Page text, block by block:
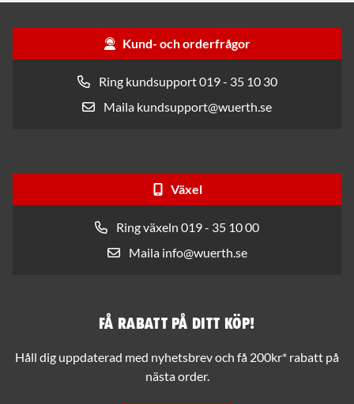
Kund- och orderfrågor
Ring kundsupport 019 - 35 10 30
Maila kundsupport@wuerth.se
Växel
Ring växeln 019 - 35 10 00
Maila info@wuerth.se
Få rabatt på ditt köp!
Håll dig uppdaterad med nyhetsbrev och få 200kr* rabatt på
nästa order.